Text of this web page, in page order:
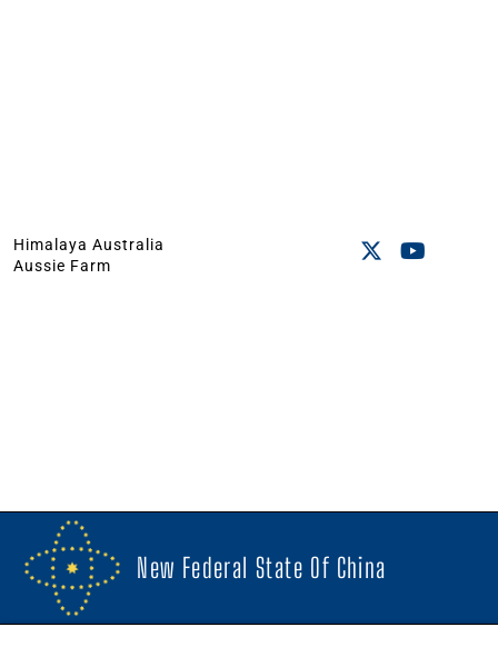
Himalaya Australia
Aussie Farm
New Federal State Of China